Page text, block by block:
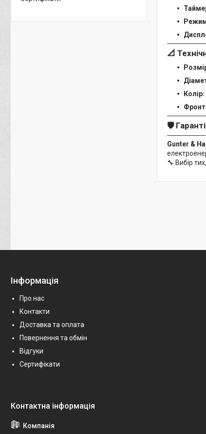
Режим
📐
Колір:
🛡️
Gunter &
🔧 Вибір
Інформація
Про нас
Контакти
Доставка та оплата
Повернення та обмін
Відгуки
Сертифікати